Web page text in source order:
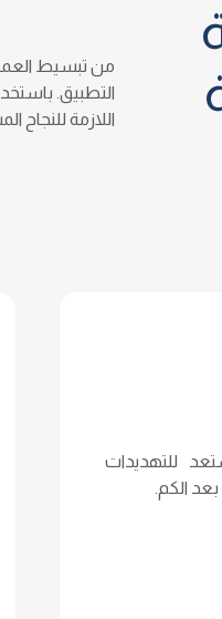
من تبسيط
التطبيق.
اللازمة للنجاح
للتهديدات
بعد الكم.